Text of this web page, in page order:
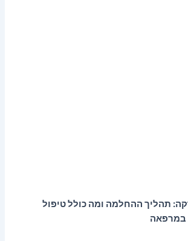
תהליך ההחלמה ומה כולל טיפול
במרפאה